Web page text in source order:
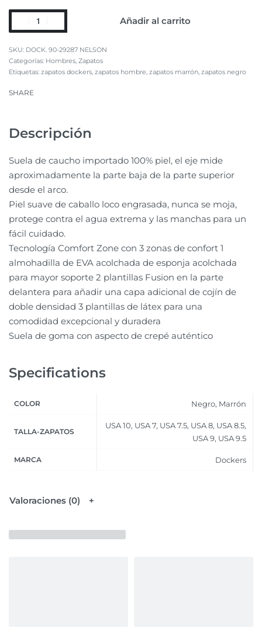
Añadir al carrito
DOCK. 90-29287 NELSON
Categorías: Hombres Zapatos
Etiquetas: zapatos dockers zapatos hombre zapatos marrón zapatos negro
SHARE
Descripción
Suela de caucho importado 100% piel, el eje mide
aproximadamente la parte baja de la parte superior
desde el arco.
Piel suave de caballo loco engrasada, nunca se moja,
protege contra el agua extrema y las manchas para un
fácil cuidado.
Tecnología Comfort Zone con 3 zonas de confort 1
almohadilla de EVA acolchada de esponja acolchada
para mayor soporte 2 plantillas Fusion en la parte
delantera para añadir una capa adicional de cojín de
doble densidad 3 plantillas de látex para una
comodidad excepcional y duradera
Suela de goma con aspecto de crepé auténtico
Specifications
COLOR Negro, Marrón
TALLA-ZAPATOS
USA 10, USA 7, USA 7.5, USA 8, USA 8.5,
USA 9, USA 9.5
MARCA Dockers
Valoraciones (0)